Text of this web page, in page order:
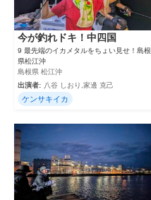
今が釣れドキ！中四国
9 最先端のイカメタルをちょい見せ！島根
県松江沖
島根県 松江沖
出演者: 八谷 しおり,家邊 克己
ケンサキイカ